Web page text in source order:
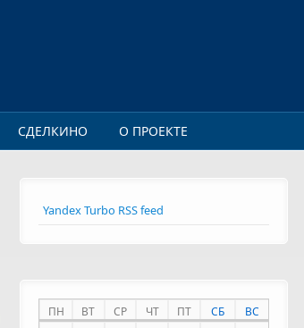
СДЕЛКИНО О ПРОЕКТЕ
Yandex Turbo RSS feed
ПН ВТ СР ЧТ ПТ СБ
ВС